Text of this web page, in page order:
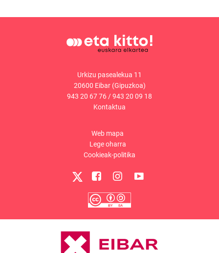
Urkizu pasealekua 11
20600 Eibar (Gipuzkoa)
943 20 67 76 /943 20 09 18
Kontaktua
Web mapa
Lege oharra
Cookieak-politika